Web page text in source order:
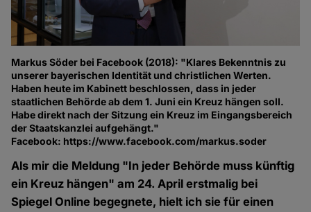
Markus Söder bei Facebook (2018): "Klares Bekenntnis zu
unserer bayerischen Identität und christlichen Werten.
Haben heute im Kabinett beschlossen, dass in jeder
staatlichen Behörde ab dem 1. Juni ein Kreuz hängen soll.
Habe direkt nach der Sitzung ein Kreuz im Eingangsbereich
der Staatskanzlei aufgehängt."
Facebook: https://www.facebook.com/markus.soder
Als mir die Meldung "In jeder Behörde muss künftig
ein Kreuz hängen" am 24. April erstmalig bei
Spiegel Online begegnete, hielt ich sie für einen